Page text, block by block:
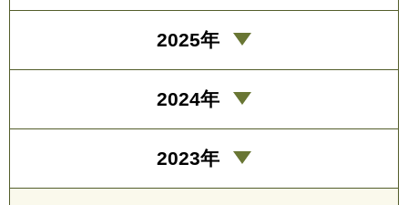
2025年
2024年
2023年